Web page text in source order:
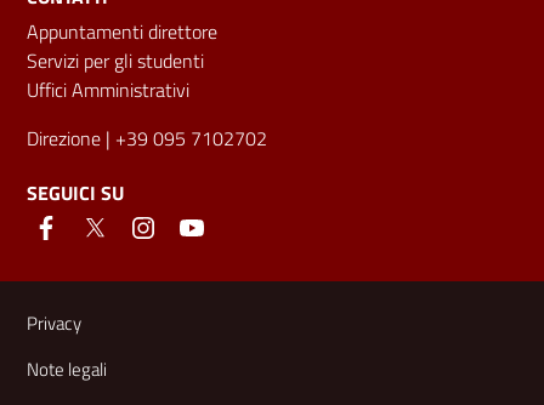
Appuntamenti direttore
Servizi per gli studenti
Uffici Amministrativi
Direzione | +39 095 7102702
SEGUICI SU
Link e informazioni utili
Privacy
Note legali